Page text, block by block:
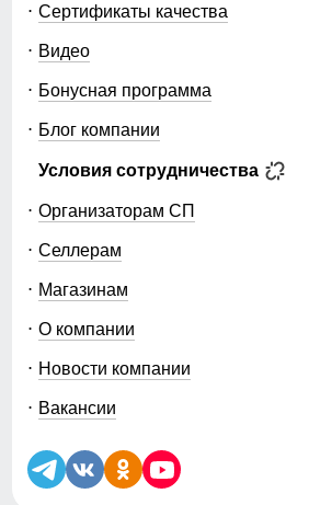
Сертификаты качества
Видео
Бонусная программа
Блог компании
Условия сотрудничества
Организаторам СП
Селлерам
Магазинам
О компании
Новости компании
Вакансии